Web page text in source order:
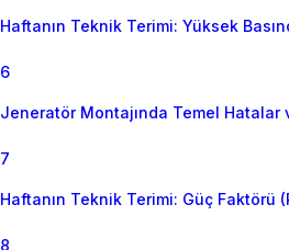
Haftanın Teknik Terimi: Yüksek
6
Jeneratör Montajında Temel Hatalar
7
Haftanın Teknik Terimi: Güç Faktörü
8